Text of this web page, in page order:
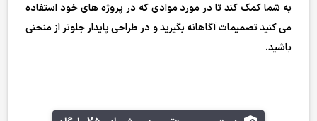
به شما کمک کند تا در مورد موادی که در پروژه های خود استفاده
می کنید تصمیمات آگاهانه بگیرید و در طراحی پایدار جلوتر از منحنی
باشید.